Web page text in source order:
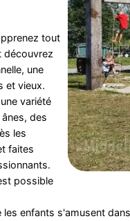
tout
découvrez
une
et vieux.
variété
des
les
faites
possible
enfants s'amusent